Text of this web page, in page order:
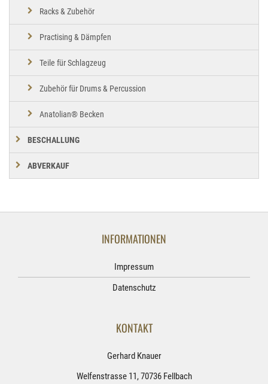
Racks & Zubehör
Practising & Dämpfen
Teile für Schlagzeug
Zubehör für Drums & Percussion
Anatolian® Becken
BESCHALLUNG
ABVERKAUF
INFORMATIONEN
Impressum
Datenschutz
KONTAKT
Gerhard Knauer
Welfenstrasse 11, 70736 Fellbach